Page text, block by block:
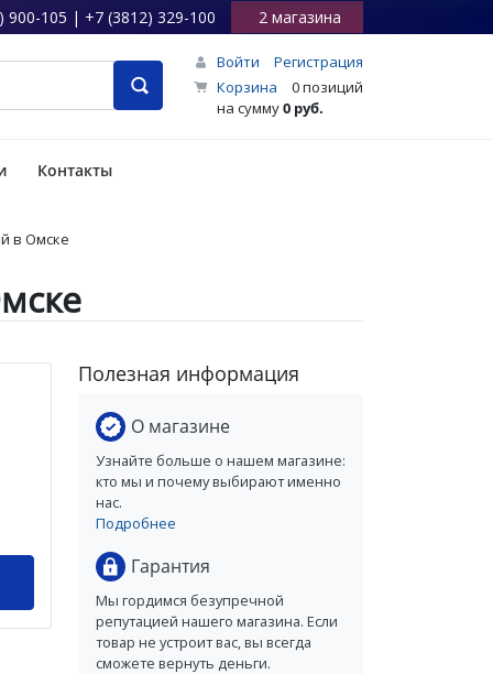
900-105 | +7 (3812) 329-100 2 магазина
Войти
Регистрация
Корзина
0 позиций
на сумму0 руб.
Контакты
в Омске
Полезная информация
О магазине
Узнайте больше о нашем магазине:
кто мы и почему выбирают именно
нас.
Подробнее
Гарантия
Мы гордимся безупречной
репутацией нашего магазина. Если
товар не устроит вас, вы всегда
сможете вернуть деньги.